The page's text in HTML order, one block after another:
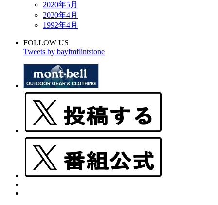
2020年5月
2020年4月
1992年4月
FOLLOW US
Tweets by bayfmflintstone